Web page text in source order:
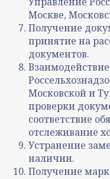
Москве,
Получение
принятие на
документов.
Московской и
проверки
соответствие
отслеживание
Устранение
наличии.
Получение